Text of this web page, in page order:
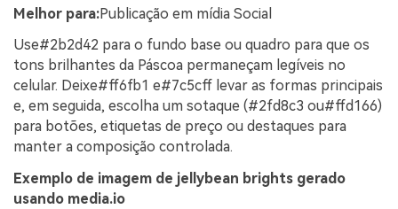
Melhor para:Publicação em mídia Social
Use#2b2d42 para o fundo base ou quadro para que os
tons brilhantes da Páscoa permaneçam legíveis no
celular. Deixe#ff6fb1 e#7c5cff levar as formas principais
e, em seguida, escolha um sotaque (#2fd8c3 ou#ffd166)
para botões, etiquetas de preço ou destaques para
manter a composição controlada.
Exemplo de imagem de jellybean brights gerado
usando media.io